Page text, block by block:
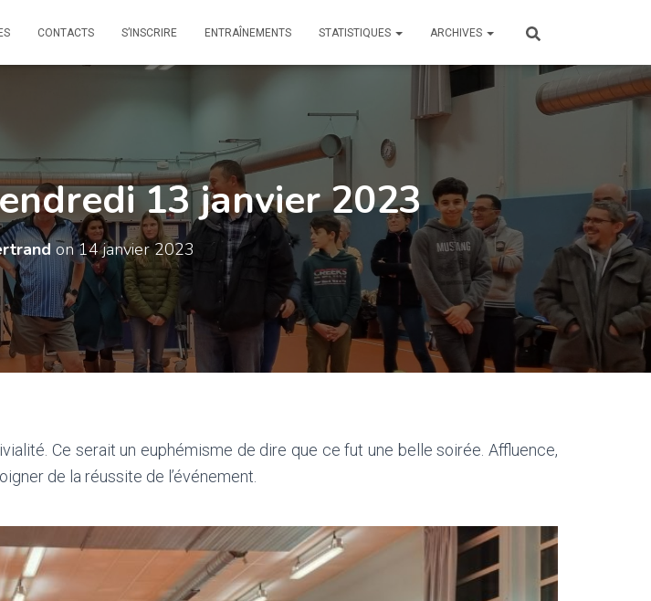
CONTACTS S’INSCRIRE ENTRAÎNEMENTS STATISTIQUES ARCHIVES
13 janvier 2023
on14 janvier 2023
Ce serait un euphémisme de dire que ce fut une belle soirée. Affluence,
de la réussite de l’événement.